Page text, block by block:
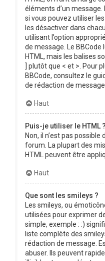
éléments d’un
si vous pouvez utiliser
les désactiver dans
utilisant l’option
de message. Le
HTML, mais les balises
] plutôt que < et >. Pour
BBCode, consultez le
de rédaction de message.
Haut
Puis-je utiliser le HTML ?
Non, il n’est pas
forum. La plupart des
HTML peuvent être
Haut
Que sont les smileys ?
Les smileys, ou
utilisées pour exprimer
simple, exemple : :)
liste complète des
rédaction de message.
abuser. Ils peuvent